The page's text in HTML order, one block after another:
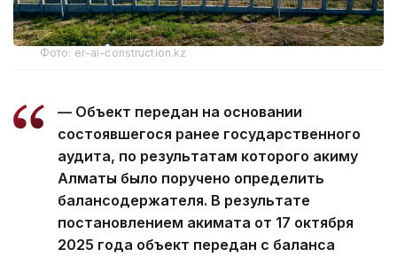
Фото: er-ai-construction.kz
— Объект передан на основании
состоявшегося ранее государственного
аудита, по результатам которого акиму
Алматы было поручено определить
балансодержателя. В результате
постановлением акимата от 17 октября
2025 года объект передан с баланса